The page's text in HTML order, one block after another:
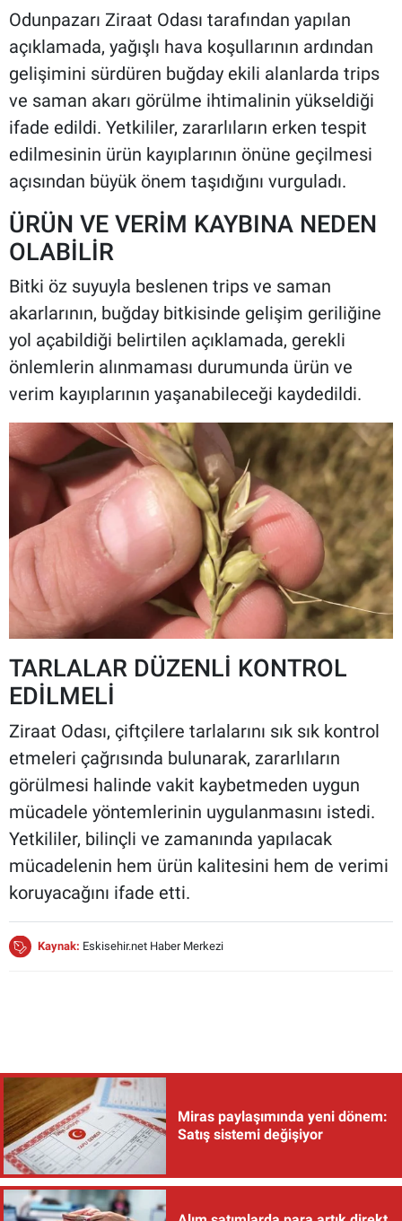
Odunpazarı Ziraat Odası tarafından yapılan
açıklamada, yağışlı hava koşullarının ardından
gelişimini sürdüren buğday ekili alanlarda trips
ve saman akarı görülme ihtimalinin yükseldiği
ifade edildi. Yetkililer, zararlıların erken tespit
edilmesinin ürün kayıplarının önüne geçilmesi
açısından büyük önem taşıdığını vurguladı.
ÜRÜN VE VERİM KAYBINA NEDEN
OLABİLİR
Bitki öz suyuyla beslenen trips ve saman
akarlarının, buğday bitkisinde gelişim geriliğine
yol açabildiği belirtilen açıklamada, gerekli
önlemlerin alınmaması durumunda ürün ve
verim kayıplarının yaşanabileceği kaydedildi.
TARLALAR DÜZENLİ KONTROL
EDİLMELİ
Ziraat Odası, çiftçilere tarlalarını sık sık kontrol
etmeleri çağrısında bulunarak, zararlıların
görülmesi halinde vakit kaybetmeden uygun
mücadele yöntemlerinin uygulanmasını istedi.
Yetkililer, bilinçli ve zamanında yapılacak
mücadelenin hem ürün kalitesini hem de verimi
koruyacağını ifade etti.
Kaynak: Eskisehir.net Haber Merkezi
Miras paylaşımında yeni dönem:
Satış sistemi değişiyor